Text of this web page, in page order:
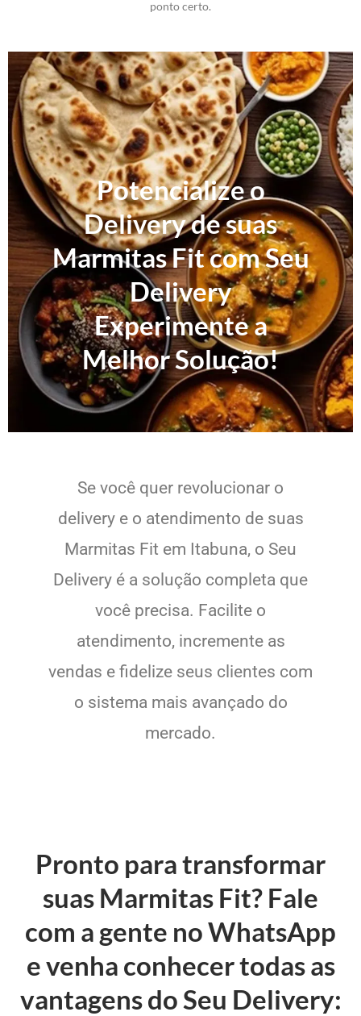
ponto certo.
Potencialize o
Delivery de suas
Marmitas Fit com Seu
Delivery
Experimente a
Melhor Solução!
Se você quer revolucionar o
delivery e o atendimento de suas
Marmitas Fit em Itabuna, o Seu
Delivery é a solução completa que
você precisa. Facilite o
atendimento, incremente as
vendas e fidelize seus clientes com
o sistema mais avançado do
mercado.
Pronto para transformar
suas Marmitas Fit? Fale
com a gente no WhatsApp
e venha conhecer todas as
vantagens do Seu Delivery: